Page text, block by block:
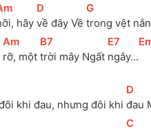
hãy
[D
về đây Về
[
G
trong vệt
[
Am
rỡ, một
[B7
trời mây Ngất
[E7
ngây...
[
khi đau, nhưng đôi khi
[D
đau
[
C